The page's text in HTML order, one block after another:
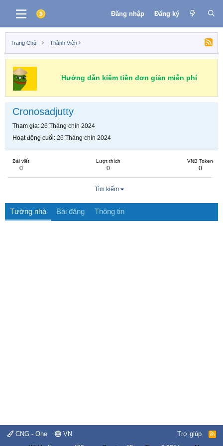
Đăng nhập Đăng ký
Trang Chủ Thành Viên
Hướng dẫn kiếm tiền đơn giản miễn phí
Cronosadjutty
Tham gia 26 Tháng chín 2024
Hoạt động cuối 26 Tháng chín 2024
Bài viết
0
Lượt thích
0
VNB Token
0
Tìm kiếm
Tường nhà Bài đăng Thông tin
CNG - One VN Trợ giúp
R